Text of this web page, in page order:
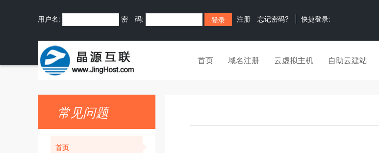
用户名: 密 码: 注册 忘记密码? 快捷登录:
首页 域名注册 云虚拟主机 自助云建站
常见问题
首页